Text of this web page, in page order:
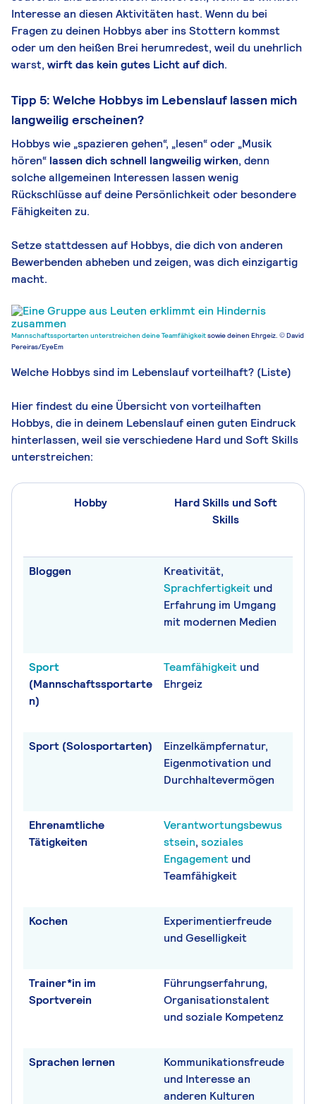
Interesse an diesen Aktivitäten hast. Wenn du bei
Fragen zu deinen Hobbys aber ins Stottern kommst
oder um den heißen Brei herumredest, weil du unehrlich
warst, wirft das kein gutes Licht auf dich.
Tipp 5: Welche Hobbys im Lebenslauf lassen mich
langweilig erscheinen?
Hobbys wie „spazieren gehen“, „lesen“ oder „Musik
hören“ lassendich schnell langweilig wirken, denn
solche allgemeinen Interessen lassen wenig
Rückschlüsse auf deine Persönlichkeit oder besondere
Fähigkeiten zu.
Setze stattdessen auf Hobbys, die dich von anderen
Bewerbenden abheben und zeigen, was dich einzigartig
macht.
Mannschaftssportarten unterstreichen deineTeamfähigkeitsowie deinen Ehrgeiz. © David
Pereiras/EyeEm
Welche Hobbys sind im Lebenslauf vorteilhaft? (Liste)
Hier findest du eine Übersicht von vorteilhaften
Hobbys, die in deinem Lebenslauf einen guten Eindruck
hinterlassen, weil sie verschiedene Hard und Soft Skills
unterstreichen:
Hobby
Hard Skills und Soft
Skills
Bloggen
Kreativität,
Sprachfertigkeit und
Erfahrung im Umgang
mit modernen Medien
Sport
(Mannschaftssportarte
n)
Teamfähigkeit und
Ehrgeiz
Sport (Solosportarten)
Einzelkämpfernatur,
Eigenmotivation und
Durchhaltevermögen
Ehrenamtliche
Tätigkeiten
Verantwortungsbewus
stsein, soziales
Engagement und
Teamfähigkeit
Kochen
Experimentierfreude
und Geselligkeit
Trainer*in im
Sportverein
Führungserfahrung,
Organisationstalent
und soziale Kompetenz
Sprachen lernen
Kommunikationsfreude
und Interesse an
anderen Kulturen